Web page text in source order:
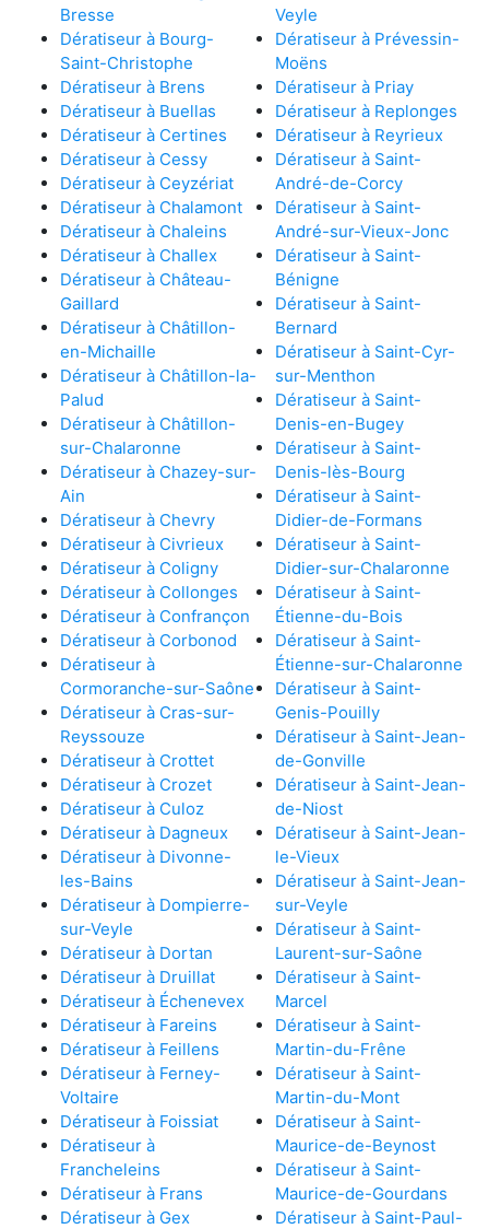
Bresse
Dératiseur à Bourg-
Saint-Christophe
Dératiseur à Brens
Dératiseur à Buellas
Dératiseur à Certines
Dératiseur à Cessy
Dératiseur à Ceyzériat
Dératiseur à Chalamont
Dératiseur à Chaleins
Dératiseur à Challex
Dératiseur à Château-
Gaillard
Dératiseur à Châtillon-
en-Michaille
Dératiseur à Châtillon-la-
Palud
Dératiseur à Châtillon-
sur-Chalaronne
Dératiseur à Chazey-sur-
Ain
Dératiseur à Chevry
Dératiseur à Civrieux
Dératiseur à Coligny
Dératiseur à Collonges
Dératiseur à Confrançon
Dératiseur à Corbonod
Dératiseur à
Cormoranche-sur-Saône
Dératiseur à Cras-sur-
Reyssouze
Dératiseur à Crottet
Dératiseur à Crozet
Dératiseur à Culoz
Dératiseur à Dagneux
Dératiseur à Divonne-
les-Bains
Dératiseur à Dompierre-
sur-Veyle
Dératiseur à Dortan
Dératiseur à Druillat
Dératiseur à Échenevex
Dératiseur à Fareins
Dératiseur à Feillens
Dératiseur à Ferney-
Voltaire
Dératiseur à Foissiat
Dératiseur à
Francheleins
Dératiseur à Frans
Dératiseur à Gex
Veyle
Dératiseur à Prévessin-
Moëns
Dératiseur à Priay
Dératiseur à Replonges
Dératiseur à Reyrieux
Dératiseur à Saint-
André-de-Corcy
Dératiseur à Saint-
André-sur-Vieux-Jonc
Dératiseur à Saint-
Bénigne
Dératiseur à Saint-
Bernard
Dératiseur à Saint-Cyr-
sur-Menthon
Dératiseur à Saint-
Denis-en-Bugey
Dératiseur à Saint-
Denis-lès-Bourg
Dératiseur à Saint-
Didier-de-Formans
Dératiseur à Saint-
Didier-sur-Chalaronne
Dératiseur à Saint-
Étienne-du-Bois
Dératiseur à Saint-
Étienne-sur-Chalaronne
Dératiseur à Saint-
Genis-Pouilly
Dératiseur à Saint-Jean-
de-Gonville
Dératiseur à Saint-Jean-
de-Niost
Dératiseur à Saint-Jean-
le-Vieux
Dératiseur à Saint-Jean-
sur-Veyle
Dératiseur à Saint-
Laurent-sur-Saône
Dératiseur à Saint-
Marcel
Dératiseur à Saint-
Martin-du-Frêne
Dératiseur à Saint-
Martin-du-Mont
Dératiseur à Saint-
Maurice-de-Beynost
Dératiseur à Saint-
Maurice-de-Gourdans
Dératiseur à Saint-Paul-